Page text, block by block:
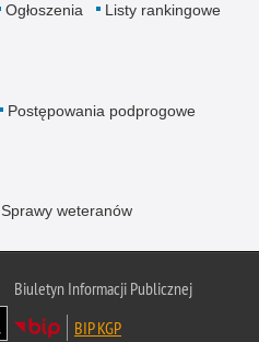
Ogłoszenia
Listy rankingowe
Postępowania podprogowe
Sprawy weteranów
Biuletyn Informacji Publicznej
BIP KGP